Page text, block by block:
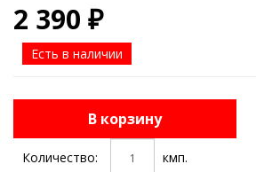
2 390 ₽
Есть в наличии
В корзину
Количество: кмп.